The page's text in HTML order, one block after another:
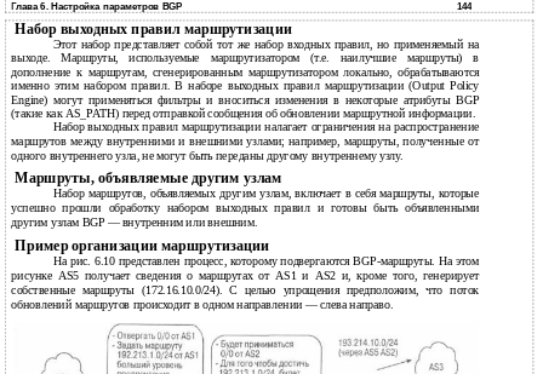
Глава 6. Настройка параметров BGP 144
Набор выходных правил маршрутизации
Этот набор представляет собой тот же набор входных правил, но применяемый на
выходе. Маршруты, используемые маршрутизатором (т.е. наилучшие маршруты) в
дополнение к маршрутам, сгенерированным маршрутизатором локально, обрабатываются
именно этим набором правил. В наборе выходных правил маршрутизации (Output Policy
Engine) могут применяться фильтры и вноситься изменения в некоторые атрибуты BGP
(такие как AS_PATH) перед отправкой сообщения об обновлении маршрутной информации.
Набор выходных правил маршрутизации налагает ограничения на распространение
маршрутов между внутренними и внешними узлами; например, маршруты, полученные от
одного внутреннего узла, не могут быть переданы другому внутреннему узлу.
Маршруты, объявляемые другим узлам
Набор маршрутов, объявляемых другим узлам, включает в себя маршруты, которые
успешно прошли обработку набором выходных правил и готовы быть объявленными
другим узлам BGP — внутренним или внешним.
Пример организации маршрутизации
На рис. 6.10 представлен процесс, которому подвергаются BGP-маршруты. На этом
рисунке AS5 получает сведения о маршрутах от AS1 и AS2 и, кроме того, генерирует
собственные маршруты (172.16.10.0/24). С целью упрощения предположим, что поток
обновлений маршрутов происходит в одном направлении — слева направо.